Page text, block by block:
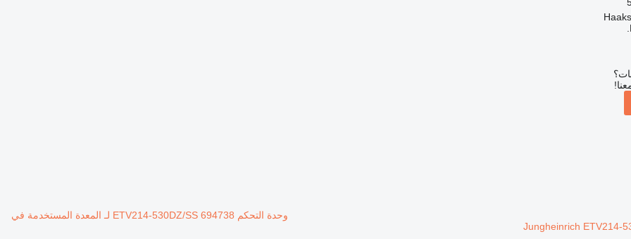
وحدة التحكم ETV214-530DZ/SS 694738 لـ المعدة المستخدمة في